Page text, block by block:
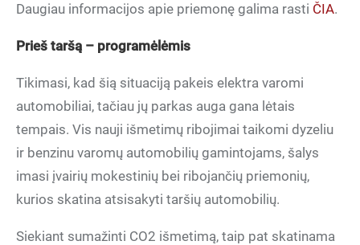
Daugiau informacijos apie priemonę galima rasti ČIA.
Prieš taršą – programėlėmis
Tikimasi, kad šią situaciją pakeis elektra varomi
automobiliai, tačiau jų parkas auga gana lėtais
tempais. Vis nauji išmetimų ribojimai taikomi dyzeliu
ir benzinu varomų automobilių gamintojams, šalys
imasi įvairių mokestinių bei ribojančių priemonių,
kurios skatina atsisakyti taršių automobilių.
Siekiant sumažinti CO2 išmetimą, taip pat skatinama